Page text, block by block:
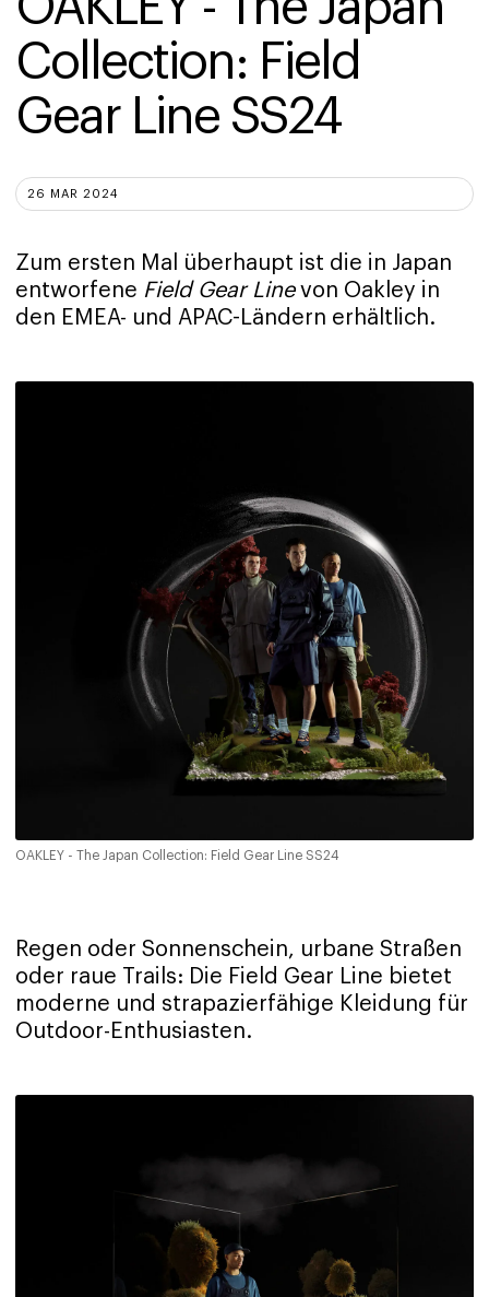
Collection: Field
Gear Line SS24
26 MAR 2024
Zum ersten Mal überhaupt ist die in Japan
entworfene Field Gear Linevon Oakley in
den EMEA- und APAC-Ländern erhältlich.
OAKLEY - The Japan Collection: Field Gear Line SS24
Regen oder Sonnenschein, urbane Straßen
oder raue Trails: Die Field Gear Line bietet
moderne und strapazierfähige Kleidung für
Outdoor-Enthusiasten.